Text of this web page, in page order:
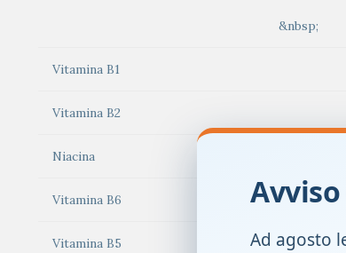
&nbsp;
Vitamina B1
Vitamina B2
Niacina
Vitamina B6
Vitamina B5
Ad agosto